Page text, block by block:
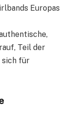
Europas
Teil der
sich für